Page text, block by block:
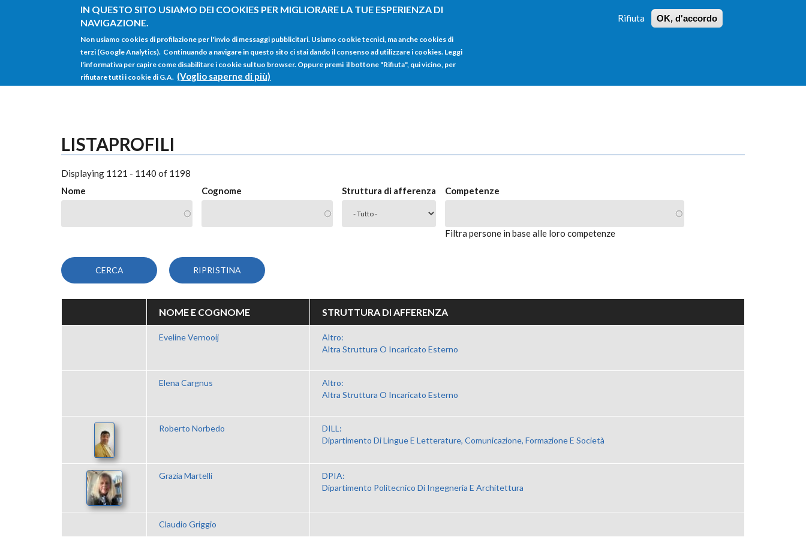
IN QUESTO SITO USIAMO DEI COOKIES PER MIGLIORARE LA TUE ESPERIENZA DI
NAVIGAZIONE.
Non usiamo cookies di profilazione per l'invio di messaggi pubblicitari. Usiamo cookie tecnici, ma anche cookies di
terzi (Google Analytics). Continuando a navigare in questo sito ci stai dando il consenso ad utilizzare i cookies. Leggi
l'informativa per capire come disabilitare i cookie sul tuo browser. Oppure premi il bottone "Rifiuta", qui vicino, per
rifiutare tutti i cookie di G.A. (Voglio saperne di più)
Rifiuta OK, d'accordo
Salta al contenuto principale
RICERCA
HOME
LISTAPROFILI
Displaying 1121 - 1140 of 1198
Nome
Cognome Struttura di afferenza Competenze
Filtra persone in base alle loro competenze
NOME E COGNOME STRUTTURA DI AFFERENZA
Eveline Vernooij
Altro:
Altra Struttura O Incaricato Esterno
Elena Cargnus
Altro:
Altra Struttura O Incaricato Esterno
Roberto Norbedo
DILL:
Dipartimento Di Lingue E Letterature, Comunicazione, Formazione E Società
Grazia Martelli
DPIA:
Dipartimento Politecnico Di Ingegneria E Architettura
Claudio Griggio